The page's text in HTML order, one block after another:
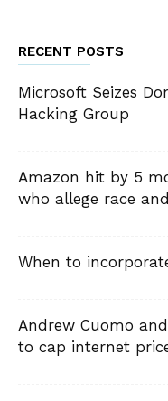
RECENT POSTS
Microsoft Seizes
Hacking Group
Amazon hit by 5
who allege race
When to
Andrew Cuomo and
to cap internet